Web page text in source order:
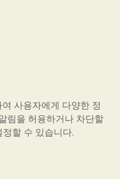
사용자에게 다양한 정
림을 허용하거나 차단할
할 수 있습니다.